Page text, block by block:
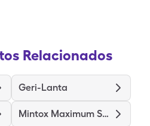
Relacionados
Geri-Lanta
Mintox Maximum Strength